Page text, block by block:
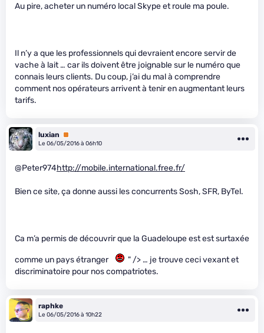
Au pire, acheter un numéro local Skype et roule ma poule.
Il n’y a que les professionnels qui devraient encore servir de
vache à lait … car ils doivent être joignable sur le numéro que
connais leurs clients. Du coup, j’ai du mal à comprendre
comment nos opérateurs arrivent à tenir en augmentant leurs
tarifs.
luxian
Premium
Le 06/05/2016 à 06h10
@Peter974http://mobile.international.free.fr/
Bien ce site, ça donne aussi les concurrents Sosh, SFR, ByTel.
Ca m’a permis de découvrir que la Guadeloupe est est surtaxée
comme un pays étranger
" /> … je trouve ceci vexant et
discriminatoire pour nos compatriotes.
raphke
Le 06/05/2016 à 10h22